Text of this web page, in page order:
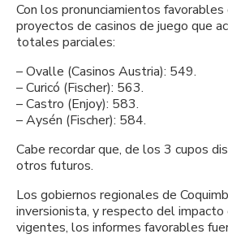
Con los pronunciamientos
proyectos de casinos de juego que
totales parciales:
– Ovalle (Casinos Austria): 549.
– Curicó (Fischer): 563.
– Castro (Enjoy): 583.
– Aysén (Fischer): 584.
Cabe recordar que, de los 3 cupos
otros futuros.
Los gobiernos regionales de
inversionista, y respecto del
vigentes, los informes favorables